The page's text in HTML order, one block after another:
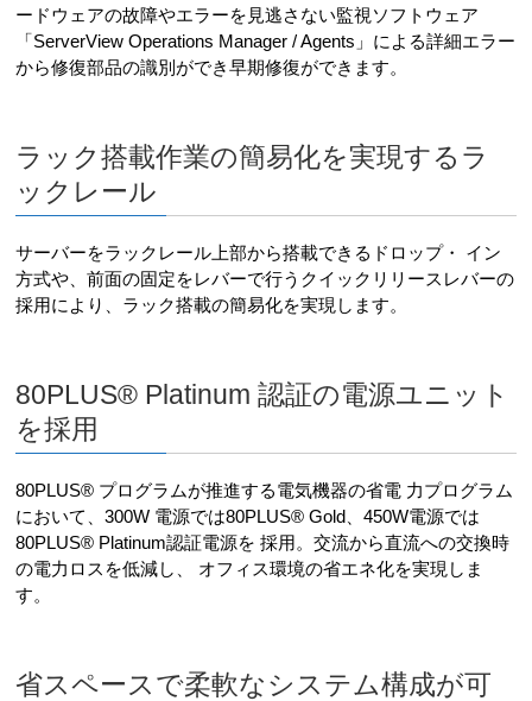
ードウェアの故障やエラーを見逃さない監視ソフトウェア
「ServerView Operations Manager / Agents」による詳細エラー
から修復部品の識別ができ早期修復ができます。
ラック搭載作業の簡易化を実現するラ
ックレール
サーバーをラックレール上部から搭載できるドロップ・ イン
方式や、前面の固定をレバーで行うクイックリリースレバーの
採用により、ラック搭載の簡易化を実現します。
80PLUS® Platinum 認証の電源ユニット
を採用
80PLUS® プログラムが推進する電気機器の省電 力プログラム
において、300W 電源では80PLUS® Gold、450W電源では
80PLUS® Platinum認証電源を 採用。交流から直流への交換時
の電力ロスを低減し、 オフィス環境の省エネ化を実現しま
す。
省スペースで柔軟なシステム構成が可